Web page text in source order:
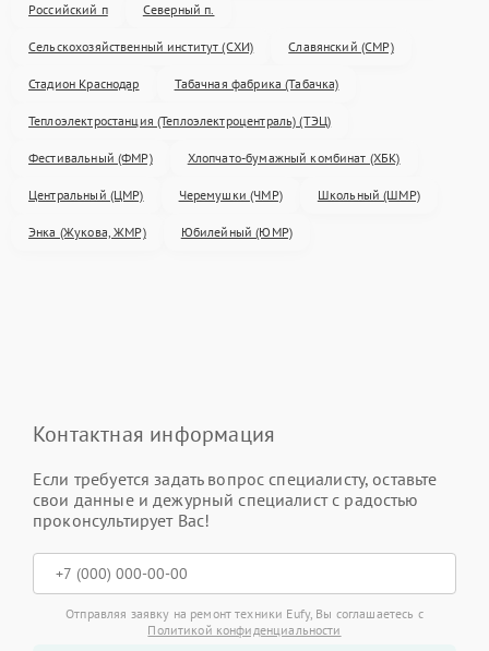
Российский п Северный п.
Сельскохозяйственный институт (СХИ) Славянский (СМР)
Стадион Краснодар Табачная фабрика (Табачка)
Теплоэлектростанция (Теплоэлектроцентраль) (ТЭЦ)
Фестивальный (ФМР) Хлопчато-бумажный комбинат (ХБК)
Центральный (ЦМР) Черемушки (ЧМР) Школьный (ШМР)
Энка (Жукова, ЖМР) Юбилейный (ЮМР)
Контактная информация
Если требуется задать вопрос специалисту, оставьте
свои данные и дежурный специалист с радостью
проконсультирует Вас!
Отправляя заявку на ремонт техники Eufy, Вы соглашаетесь с
Политикой конфиденциальности